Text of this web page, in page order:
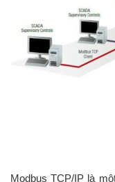
Modbus TCP/IP là